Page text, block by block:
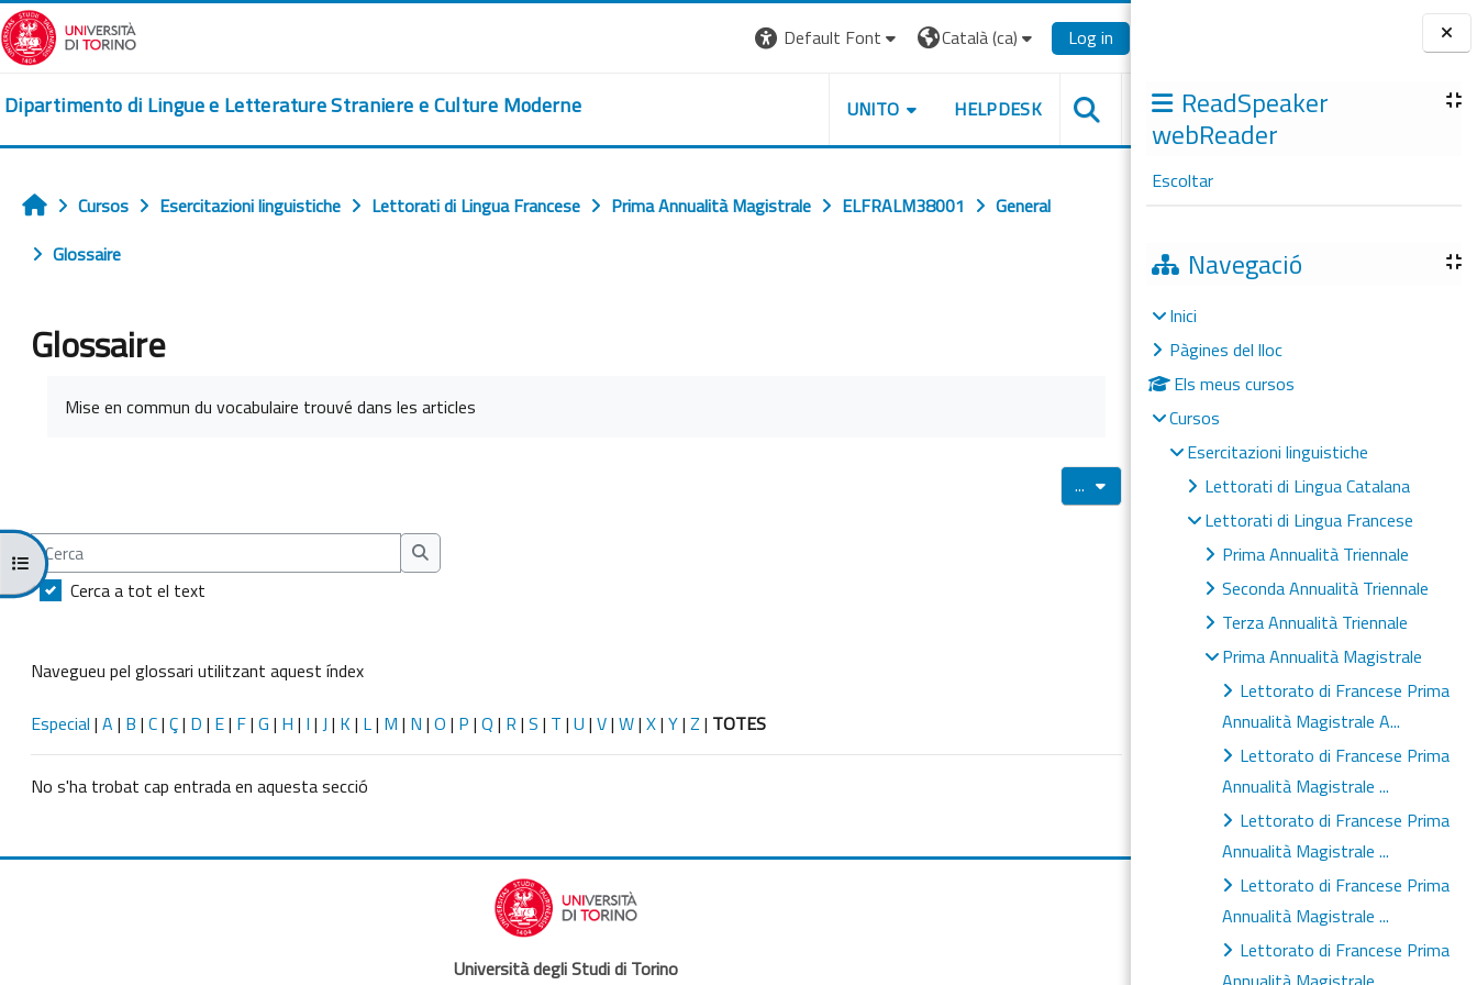
Ves al contingut principal
BlocsReadSpeaker
webReader
Escoltar
Navegació
Inici
Pàgines del lloc
Els meus cursos
Cursos
Esercitazioni linguistiche
Lettorati di Lingua Catalana
Lettorati di Lingua Francese
Prima Annualità Triennale
Seconda Annualità Triennale
Terza Annualità Triennale
Prima Annualità Magistrale
Lettorato di Francese Prima
Annualità Magistrale A...
Lettorato di Francese Prima
Annualità Magistrale ...
Lettorato di Francese Prima
Annualità Magistrale ...
Lettorato di Francese Prima
Annualità Magistrale ...
Lettorato di Francese Prima
Default Font Català ‎(ca)‎ Log in
Dipartimento di Lingue e Letterature Straniere e Culture Moderne UNITO HELPDESK
Obre l'índex del curs
Home
Cursos Esercitazioni linguistiche Lettorati di Lingua Francese Prima Annualità Magistrale ELFRALM38001
General
Glossaire
Glossaire
Mise en commun du vocabulaire trouvé dans les articles
... Exporta les entrades
Cerca
Cerca
Cerca a tot el text
Navegueu pel glossari utilitzant aquest índex
Especial | A | B | C| Ç| D | E| F| G | H | I | J | K | L| M | N | O | P | Q | R | S | T | U | V| W| X| Y| Z | TOTES
No s'ha trobat cap entrada en aquesta secció
Università degli Studi di Torino